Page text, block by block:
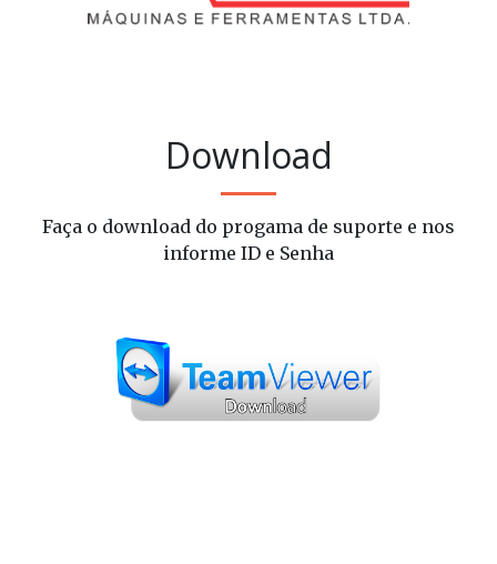
Download
Faça o download do progama de suporte e nos
informe ID e Senha